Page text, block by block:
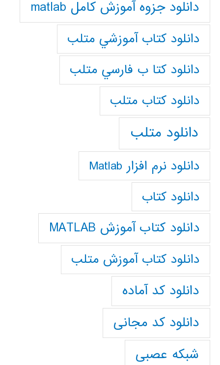
دانلود جزوه آموزش کامل matlab
دانلود كتاب آموزشي متلب
دانلود كتا ب فارسي متلب
دانلود كتاب متلب
دانلود متلب
دانلود نرم افزار Matlab
دانلود کتاب
دانلود کتاب آموزش MATLAB
دانلود کتاب آموزش متلب
دانلود کد آماده
دانلود کد مجانی
شبکه عصبی